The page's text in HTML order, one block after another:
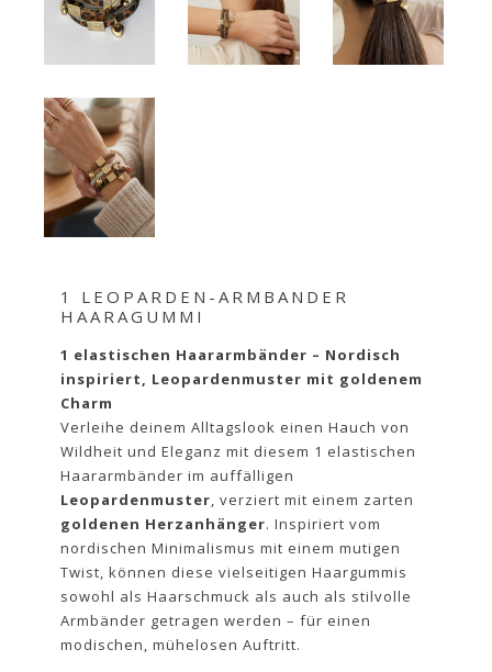
1 LEOPARDEN-ARMBANDER
HAARAGUMMI
1 elastischen Haararmbänder – Nordisch
inspiriert, Leopardenmuster mit goldenem
Charm
Verleihe deinem Alltagslook einen Hauch von
Wildheit und Eleganz mit diesem 1 elastischen
Haararmbänder im auffälligen
Leopardenmuster, verziert mit einem zarten
goldenen Herzanhänger. Inspiriert vom
nordischen Minimalismus mit einem mutigen
Twist, können diese vielseitigen Haargummis
sowohl als Haarschmuck als auch als stilvolle
Armbänder getragen werden – für einen
modischen, mühelosen Auftritt.